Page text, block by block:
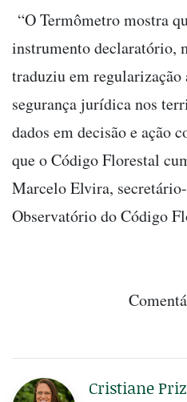
“O Termômetro mostra
instrumento declaratório,
traduziu em
segurança jurídica nos
dados em decisão e ação
que o Código Florestal
Marcelo Elvira,
Observatório do Código
Cristiane